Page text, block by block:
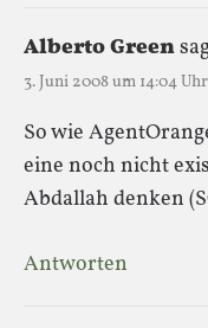
Alberto Green
3. Juni 2008 um 14:04 Uhr
So wie
eine noch nicht
Abdallah denken
Antworten